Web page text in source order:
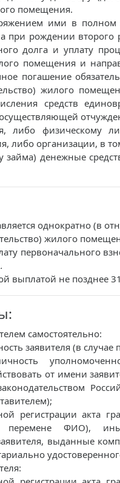
помещения.
ими в полном
при рождении второго
долга и уплату
помещения и
погашение
жилого
средств
либо физическому
либо организации, в
денежные
однократно (в
жилого
первоначального
выплатой не позднее
самостоятельно:
заявителя (в случае
от имени
регистрации акта
перемене ФИО),
выданные